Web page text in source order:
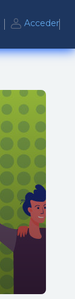
Acceder